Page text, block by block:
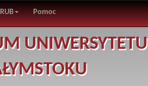
Pomoc
UNIWERSYTETU